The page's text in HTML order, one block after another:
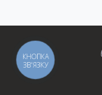
КНОПКА
ЗВ'ЯЗКУ